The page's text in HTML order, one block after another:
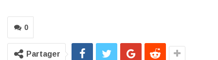
0
Partager